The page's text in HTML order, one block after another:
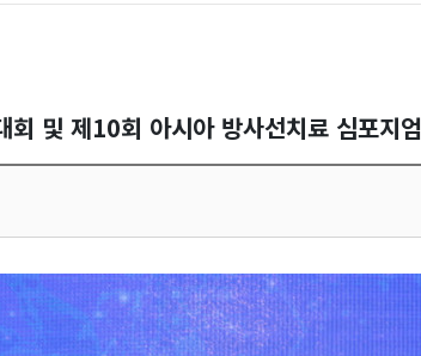
및 제10회 아시아 방사선치료 심포지엄